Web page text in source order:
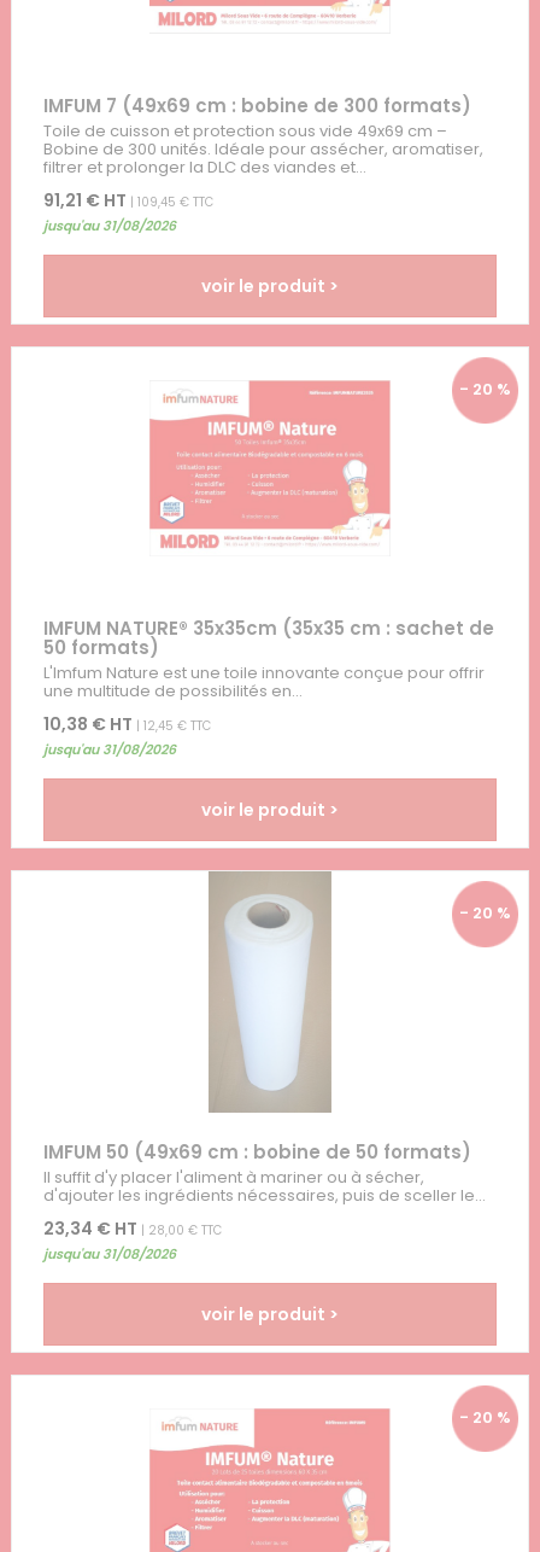
IMFUM 7 (49x69 cm : bobine de 300 formats)
Toile de cuisson et protection sous vide 49x69 cm –
Bobine de 300 unités. Idéale pour assécher, aromatiser,
filtrer et prolonger la DLC des viandes et...
91,21 € HT | 109,45 € TTC
jusqu'au 31/08/2026
voir le produit >
- 20 %
IMFUM NATURE® 35x35cm (35x35 cm : sachet de
50 formats)
L'Imfum Nature est une toile innovante conçue pour offrir
une multitude de possibilités en...
10,38 € HT | 12,45 € TTC
jusqu'au 31/08/2026
voir le produit >
- 20 %
IMFUM 50 (49x69 cm : bobine de 50 formats)
Il suffit d'y placer l'aliment à mariner ou à sécher,
d'ajouter les ingrédients nécessaires, puis de sceller le...
23,34 € HT | 28,00 € TTC
jusqu'au 31/08/2026
voir le produit >
- 20 %